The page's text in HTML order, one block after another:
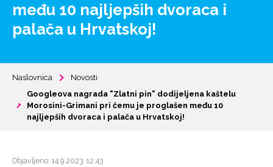
među 10 najljepših dvoraca i
palača u Hrvatskoj!
Naslovnica
Novosti
Googleova nagrada "Zlatni pin" dodijeljena kaštelu
Morosini-Grimani pri čemu je proglašen među 10
najljepših dvoraca i palača u Hrvatskoj!
Objavljeno: 14.9.2023. 12:43